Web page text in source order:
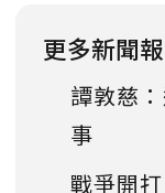
更多新聞
譚敦慈
事
戰爭開